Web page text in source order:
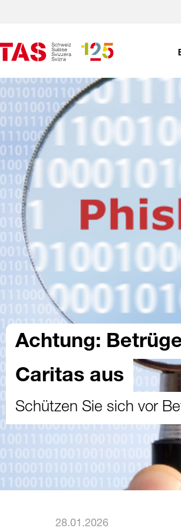
Achtung:
Caritas aus
Schützen Sie sich vor
28.01.2026